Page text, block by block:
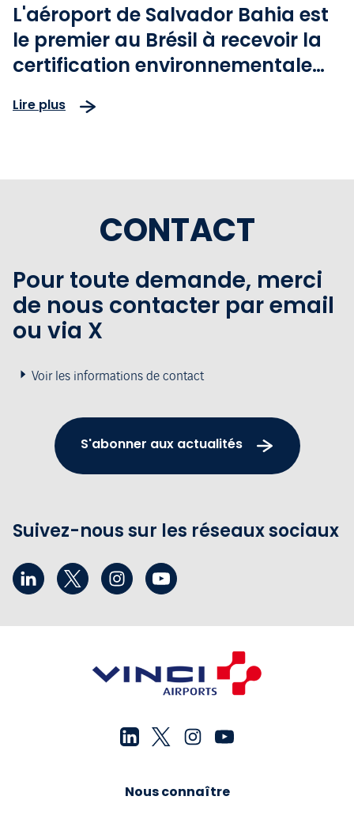
L'aéroport de Salvador Bahia est
le premier au Brésil à recevoir la
certification environnementale
Lire plus
CONTACT
Pour toute demande, merci
de nous contacter par email
ou via X
Voir les informations de contact
S'abonner aux actualités
Suivez-nous sur les réseaux sociaux
Nous connaître